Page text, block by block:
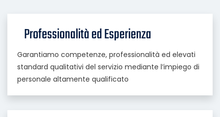
Professionalità ed Esperienza
Garantiamo competenze, professionalità ed elevati
standard qualitativi del servizio mediante l’impiego di
personale altamente qualificato